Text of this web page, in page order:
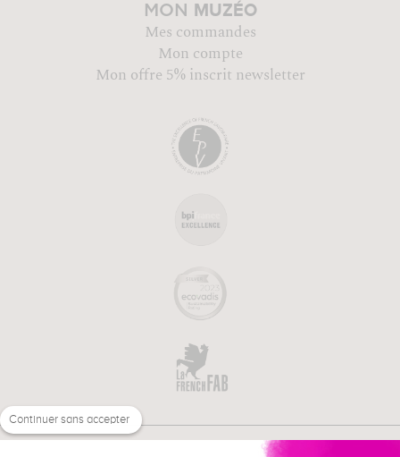
MON MUZÉO
Mes commandes
Mon compte
Mon offre 5% inscrit newsletter
Continuer sans accepter